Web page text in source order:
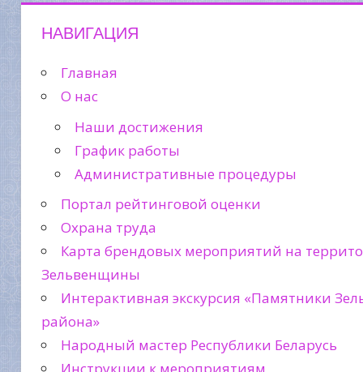
НАВИГАЦИЯ
Главная
О нас
Наши достижения
График работы
Административные процедуры
Портал рейтинговой оценки
Охрана труда
Карта брендовых мероприятий на
Зельвенщины
Интерактивная экскурсия «Памятники
района»
Народный мастер Республики Беларусь